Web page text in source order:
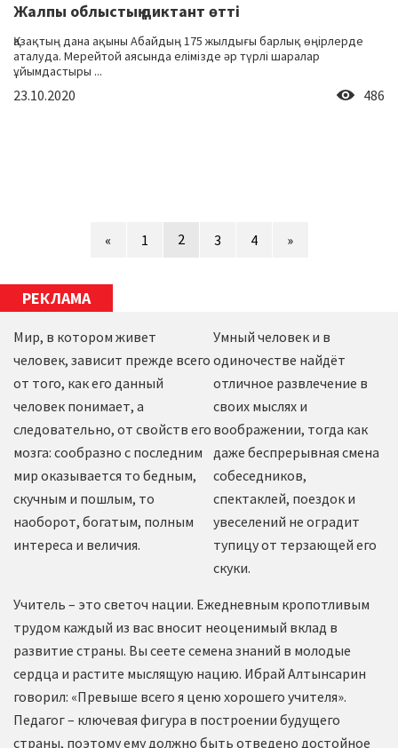
Жалпы облыстық диктант өтті
Қазақтың дана ақыны Абайдың 175 жылдығы барлық өңірлерде
аталуда. Мерейтой аясында елімізде әр түрлі шаралар
ұйымдастыры ...
23.10.2020 486
« 1 2 3 4 »
РЕКЛАМА
Мир, в котором живет
человек, зависит прежде всего
от того, как его данный
человек понимает, а
следовательно, от свойств его
мозга: сообразно с последним
мир оказывается то бедным,
скучным и пошлым, то
наоборот, богатым, полным
интереса и величия.
Умный человек и в
одиночестве найдёт
отличное развлечение в
своих мыслях и
воображении, тогда как
даже беспрерывная смена
собеседников,
спектаклей, поездок и
увеселений не оградит
тупицу от терзающей его
скуки.
Учитель – это светоч нации. Ежедневным кропотливым
трудом каждый из вас вносит неоценимый вклад в
развитие страны. Вы сеете семена знаний в молодые
сердца и растите мыслящую нацию. Ибрай Алтынсарин
говорил: «Превыше всего я ценю хорошего учителя».
Педагог – ключевая фигура в построении будущего
страны, поэтому ему должно быть отведено достойное